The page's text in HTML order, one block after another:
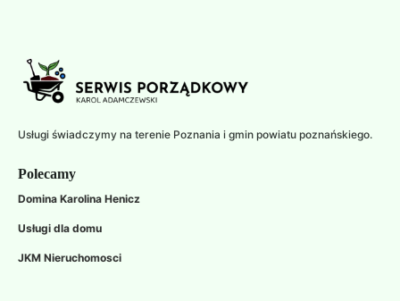
Usługi świadczymy na terenie Poznania i gmin powiatu poznańskiego.
Polecamy
Domina Karolina Henicz
Usługi dla domu
JKM Nieruchomosci